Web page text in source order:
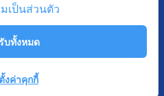
| Electronic Transactions
Agency
เป็นส่วนตัว
บทั้งหมด
งค่าคุกกี้